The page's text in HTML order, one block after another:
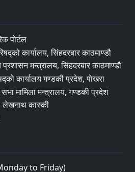
पोर्टल
कार्यालय, सिंहदरबार काठमाण्डौ
प्रशासन मन्त्रालय, सिंहदरबार काठमाण्डौ
कार्यालय गण्डकी प्रदेश, पाेखरा
मामिला मन्त्रालय, गण्डकी प्रदेश
लेखनाथ कास्की
to Friday)